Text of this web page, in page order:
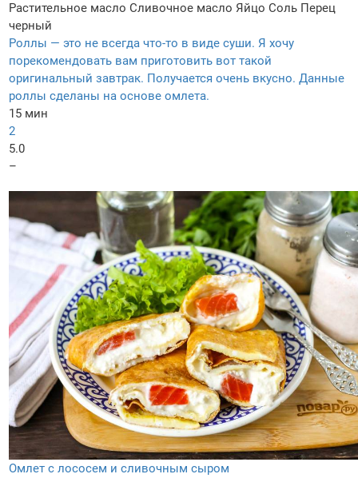
Растительное масло Сливочное масло Яйцо Соль Перец
черный
Роллы — это не всегда что-то в виде суши. Я хочу
порекомендовать вам приготовить вот такой
оригинальный завтрак. Получается очень вкусно. Данные
роллы сделаны на основе омлета.
15 мин
2
5.0
–
Омлет с лососем и сливочным сыром